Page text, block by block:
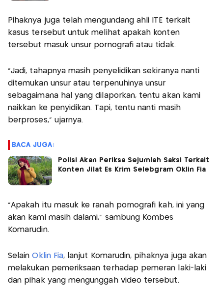
Pihaknya juga telah mengundang ahli ITE terkait
kasus tersebut untuk melihat apakah konten
tersebut masuk unsur pornografi atau tidak.
“Jadi, tahapnya masih penyelidikan sekiranya nanti
ditemukan unsur atau terpenuhinya unsur
sebagaimana hal yang dilaporkan, tentu akan kami
naikkan ke penyidikan. Tapi, tentu nanti masih
berproses,” ujarnya.
BACA JUGA:
Polisi Akan Periksa Sejumlah Saksi Terkait
Konten Jilat Es Krim Selebgram Oklin Fia
“Apakah itu masuk ke ranah pornografi kah, ini yang
akan kami masih dalami,” sambung Kombes
Komarudin.
SelainOklin Fia, lanjut Komarudin, pihaknya juga akan
melakukan pemeriksaan terhadap pemeran laki-laki
dan pihak yang mengunggah video tersebut.